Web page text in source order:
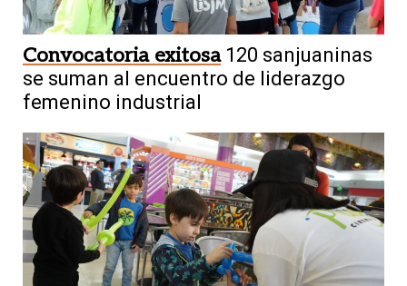
Convocatoria exitosa 120 sanjuaninas
se suman al encuentro de liderazgo
femenino industrial